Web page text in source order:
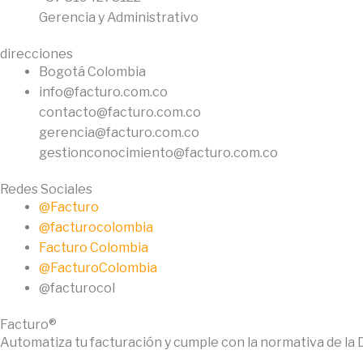
Gerencia y Administrativo
direcciones
Bogotá Colombia
info@facturo.com.co
contacto@facturo.com.co
gerencia@facturo.com.co
gestionconocimiento@facturo.com.co
Redes Sociales
@Facturo
@facturocolombia
Facturo Colombia
@FacturoColombia
@facturocol
Facturo®
Automatiza tu facturación y cumple con la normativa de la